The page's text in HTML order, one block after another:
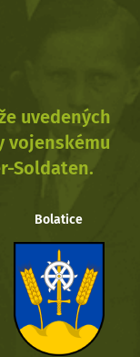
uvedených
vojenskému
Soldaten.
Bolatice